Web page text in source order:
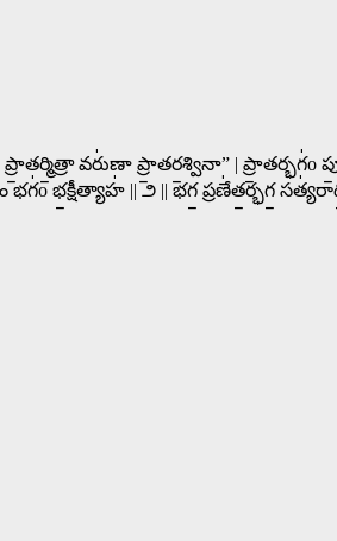
ప్రా॒తర్మి॒త్రా వరు॑ణా ప్రా॒తర॒శ్వినా” |
భ॒క్షీత్యాహ॑ || ౨ || భగ॒ ప్రణే॑త॒ర్భగ॒